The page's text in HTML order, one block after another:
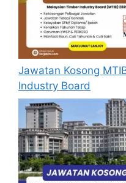
Sebelum
pastikan anda
mengisi segala
dengan
Perlu
layak sahaja
temuduga. Sila
kemaskini
didaftarkan.
menerima
bulandari
menganggap
Jawatan Kosong
Industry Board